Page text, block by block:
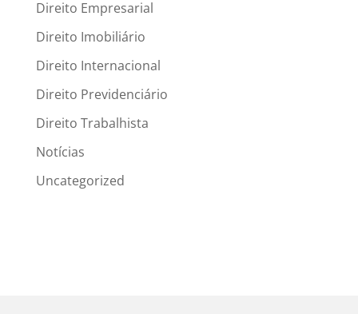
Direito Empresarial
Direito Imobiliário
Direito Internacional
Direito Previdenciário
Direito Trabalhista
Notícias
Uncategorized